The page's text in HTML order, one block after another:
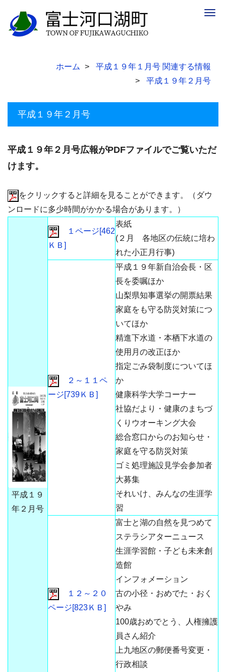
ホーム
平成１９年１月号 関連する情報
平成１９年２月号
平成１９年２月号
平成１９年２月号広報がPDFファイルでご覧いただ
けます。
をクリックすると詳細を見ることができます。（ダウ
ンロードに多少時間がかかる場合があります。）
平成１９
年２月号
１ページ[462
ＫＢ]
表紙
(２月 各地区の伝統に培わ
れた小正月行事)
２～１１ペ
ージ[739ＫＢ]
平成１９年新自治会長・区
長を委嘱ほか
山梨県知事選挙の開票結果
家庭をも守る防災対策につ
いてほか
精進下水道・本栖下水道の
使用月の改正ほか
指定ごみ袋制度についてほ
か
健康科学大学コーナー
社協だより・健康のまちづ
くりウオーキング大会
総合窓口からのお知らせ・
家庭を守る防災対策
ゴミ処理施設見学会参加者
大募集
それいけ、みんなの生涯学
習
１２～２０
ページ[823ＫＢ]
富士と湖の自然を見つめて
ステラシアターニュース
生涯学習館・子ども未来創
造館
インフォメーション
古の小径・おめでた・おく
やみ
100歳おめでとう、人権擁護
員さん紹介
上九地区の郵便番号変更・
行政相談